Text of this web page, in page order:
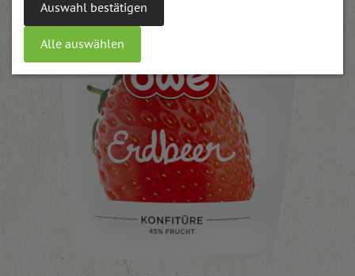
Auswahl bestätigen
Alle auswählen